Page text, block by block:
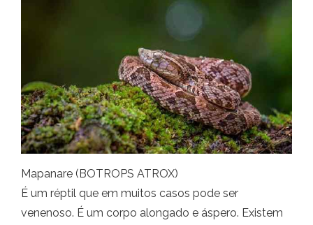
Mapanare (BOTROPS ATROX)
É um réptil que em muitos casos pode ser
venenoso. É um corpo alongado e áspero. Existem